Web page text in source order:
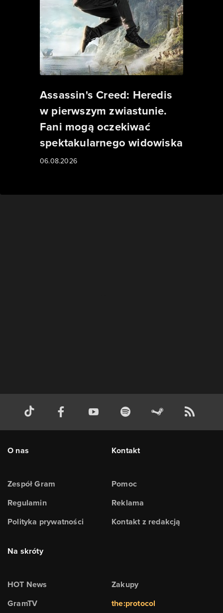
Assassin's Creed: Heredis
w pierwszym zwiastunie.
Fani mogą oczekiwać
spektakularnego widowiska
06.08.2026
O nas
Zespół Gram
Regulamin
Polityka prywatności
Kontakt
Pomoc
Reklama
Kontakt z redakcją
Na skróty
HOT News
GramTV
Zakupy
the:protocol